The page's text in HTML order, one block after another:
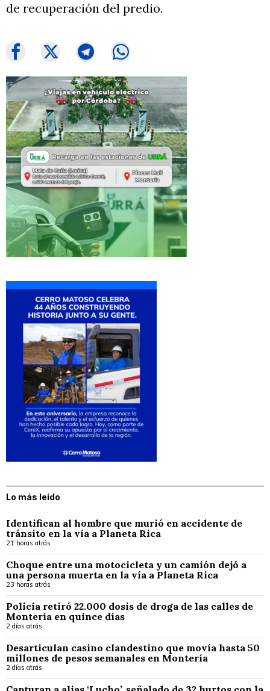
de recuperación del predio.
Lo más leído
Identifican al hombre que murió en accidente de
tránsito en la vía a Planeta Rica
21 horas atrás
Choque entre una motocicleta y un camión dejó a
una persona muerta en la vía a Planeta Rica
23 horas atrás
Policía retiró 22.000 dosis de droga de las calles de
Montería en quince días
2 días atrás
Desarticulan casino clandestino que movía hasta 50
millones de pesos semanales en Montería
2 días atrás